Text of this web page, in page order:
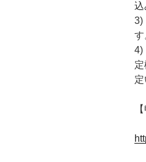
込
3)
す
4)
定